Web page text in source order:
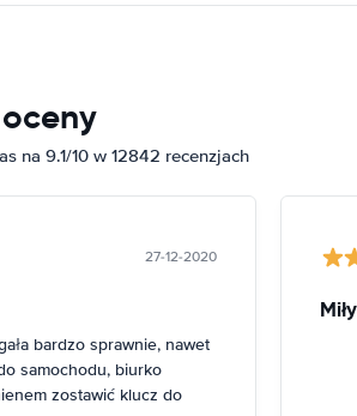
na 9.1/10 w 12842 recenzjach
27-12-2020
bardzo sprawnie, nawet
samochodu, biurko
zostawić klucz do